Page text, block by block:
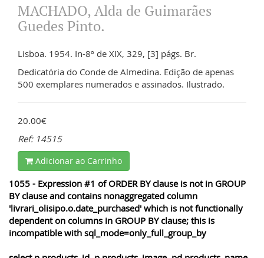
MACHADO, Alda de Guimarães
Guedes Pinto.
Lisboa. 1954. In-8º de XIX, 329, [3] págs. Br.
Dedicatória do Conde de Almedina. Edição de apenas
500 exemplares numerados e assinados. Ilustrado.
20.00€
Ref: 14515
Adicionar ao Carrinho
1055 - Expression #1 of ORDER BY clause is not in GROUP
BY clause and contains nonaggregated column
'livrari_olisipo.o.date_purchased' which is not functionally
dependent on columns in GROUP BY clause; this is
incompatible with sql_mode=only_full_group_by